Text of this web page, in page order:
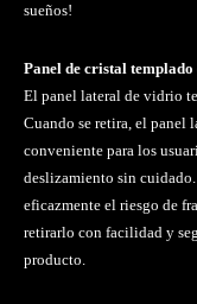
sueños!
Panel de cristal
El panel lateral de vidrio
Cuando se retira, el panel
conveniente para los
deslizamiento sin
eficazmente el riesgo de
retirarlo con facilidad y
producto.